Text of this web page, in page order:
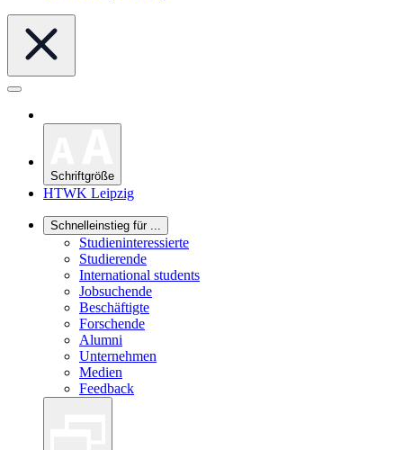
Schriftgröße
HTWK Leipzig
Schnelleinstieg für ...
Studieninteressierte
Studierende
International students
Jobsuchende
Beschäftigte
Forschende
Alumni
Unternehmen
Medien
Feedback